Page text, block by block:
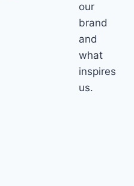
our
brand
and
what
inspires
us.